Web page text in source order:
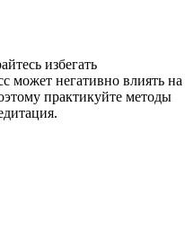
избегать
может негативно влиять на
практикуйте методы